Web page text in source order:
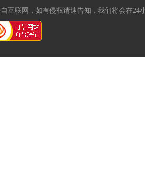
互联网，如有侵权请速告知，我们将会在24